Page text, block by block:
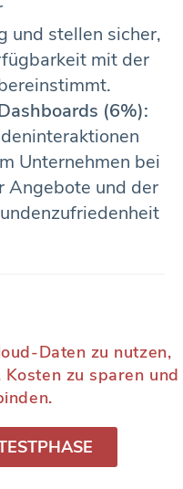
und stellen sicher,
mit der
(6%):
Unternehmen bei
Angebote und der
Daten zu nutzen,
zu sparen und